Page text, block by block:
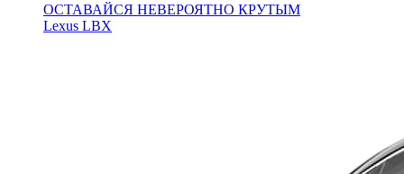
ОСТАВАЙСЯ НЕВЕРОЯТНО КРУТЫМ
Lexus LBX